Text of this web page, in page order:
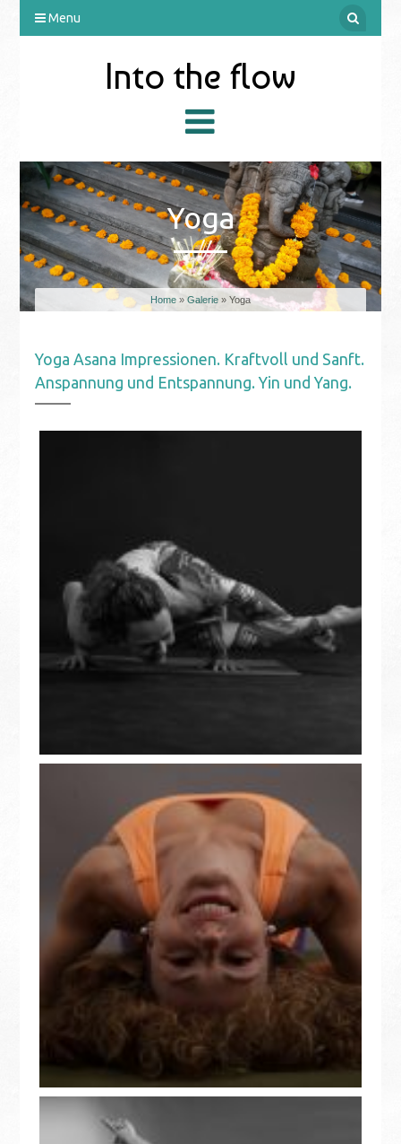
Menu
Into the flow
Yoga
Home » Galerie » Yoga
Yoga Asana Impressionen. Kraftvoll und Sanft.
Anspannung und Entspannung. Yin und Yang.